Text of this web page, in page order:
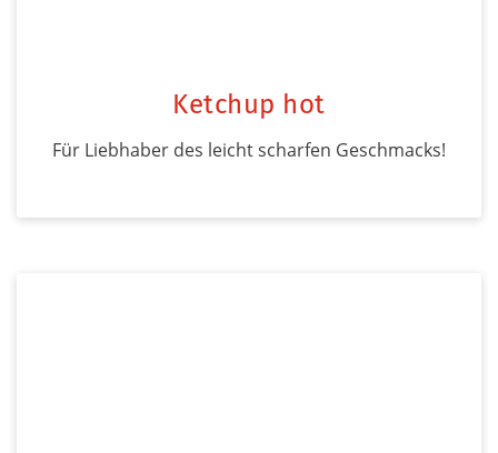
Ketchup hot
Für Liebhaber des leicht scharfen Geschmacks!